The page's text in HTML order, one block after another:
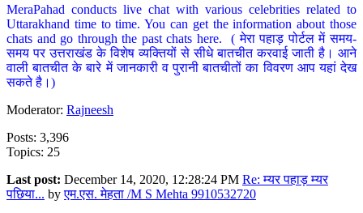
MeraPahad conducts live chat with various celebrities related to
Uttarakhand time to time. You can get the information about those
chats and go through the past chats here. ( मेरा पहाड़ पोर्टल में समय-
समय पर उत्तराखंड के विशेष व्यक्तियों से सीधे बातचीत करवाई जाती है। आने
वाली बातचीत के बारे में जानकारी व पुरानी बातचीतों का विवरण आप यहां देख
सकते है।)
Moderator: Rajneesh
Posts: 3,396
Topics: 25
Last post: December 14, 2020, 12:28:24 PM Re: म्यर पहाड़ म्यर
पछिया... byएम.एस. मेहता /M S Mehta 9910532720